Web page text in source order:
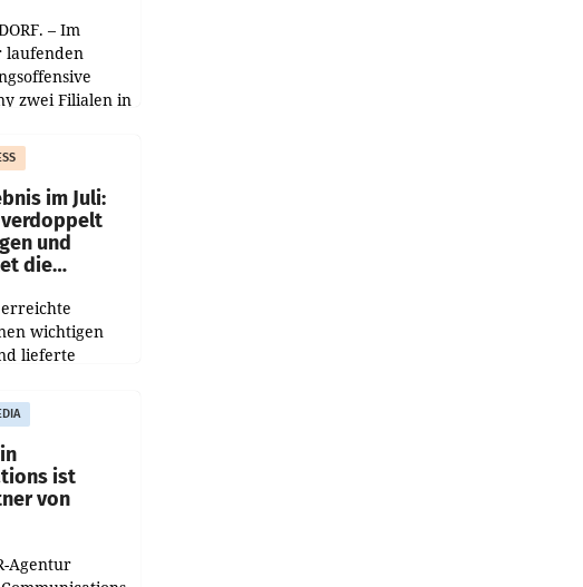
– Im
laufenden
zwei Filialen in
liegen in
rund
im Juli:
und
die
wichtigen
lieferte
das Ergebnis
mehr als
ist
von
Agentur